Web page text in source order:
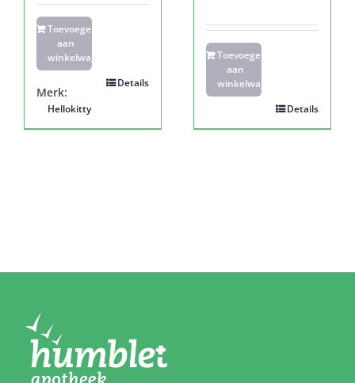
Toevoegen
aan
winkelwagen
Details
Merk:
Hellokitty
Toevoegen
aan
winkelwagen
Details